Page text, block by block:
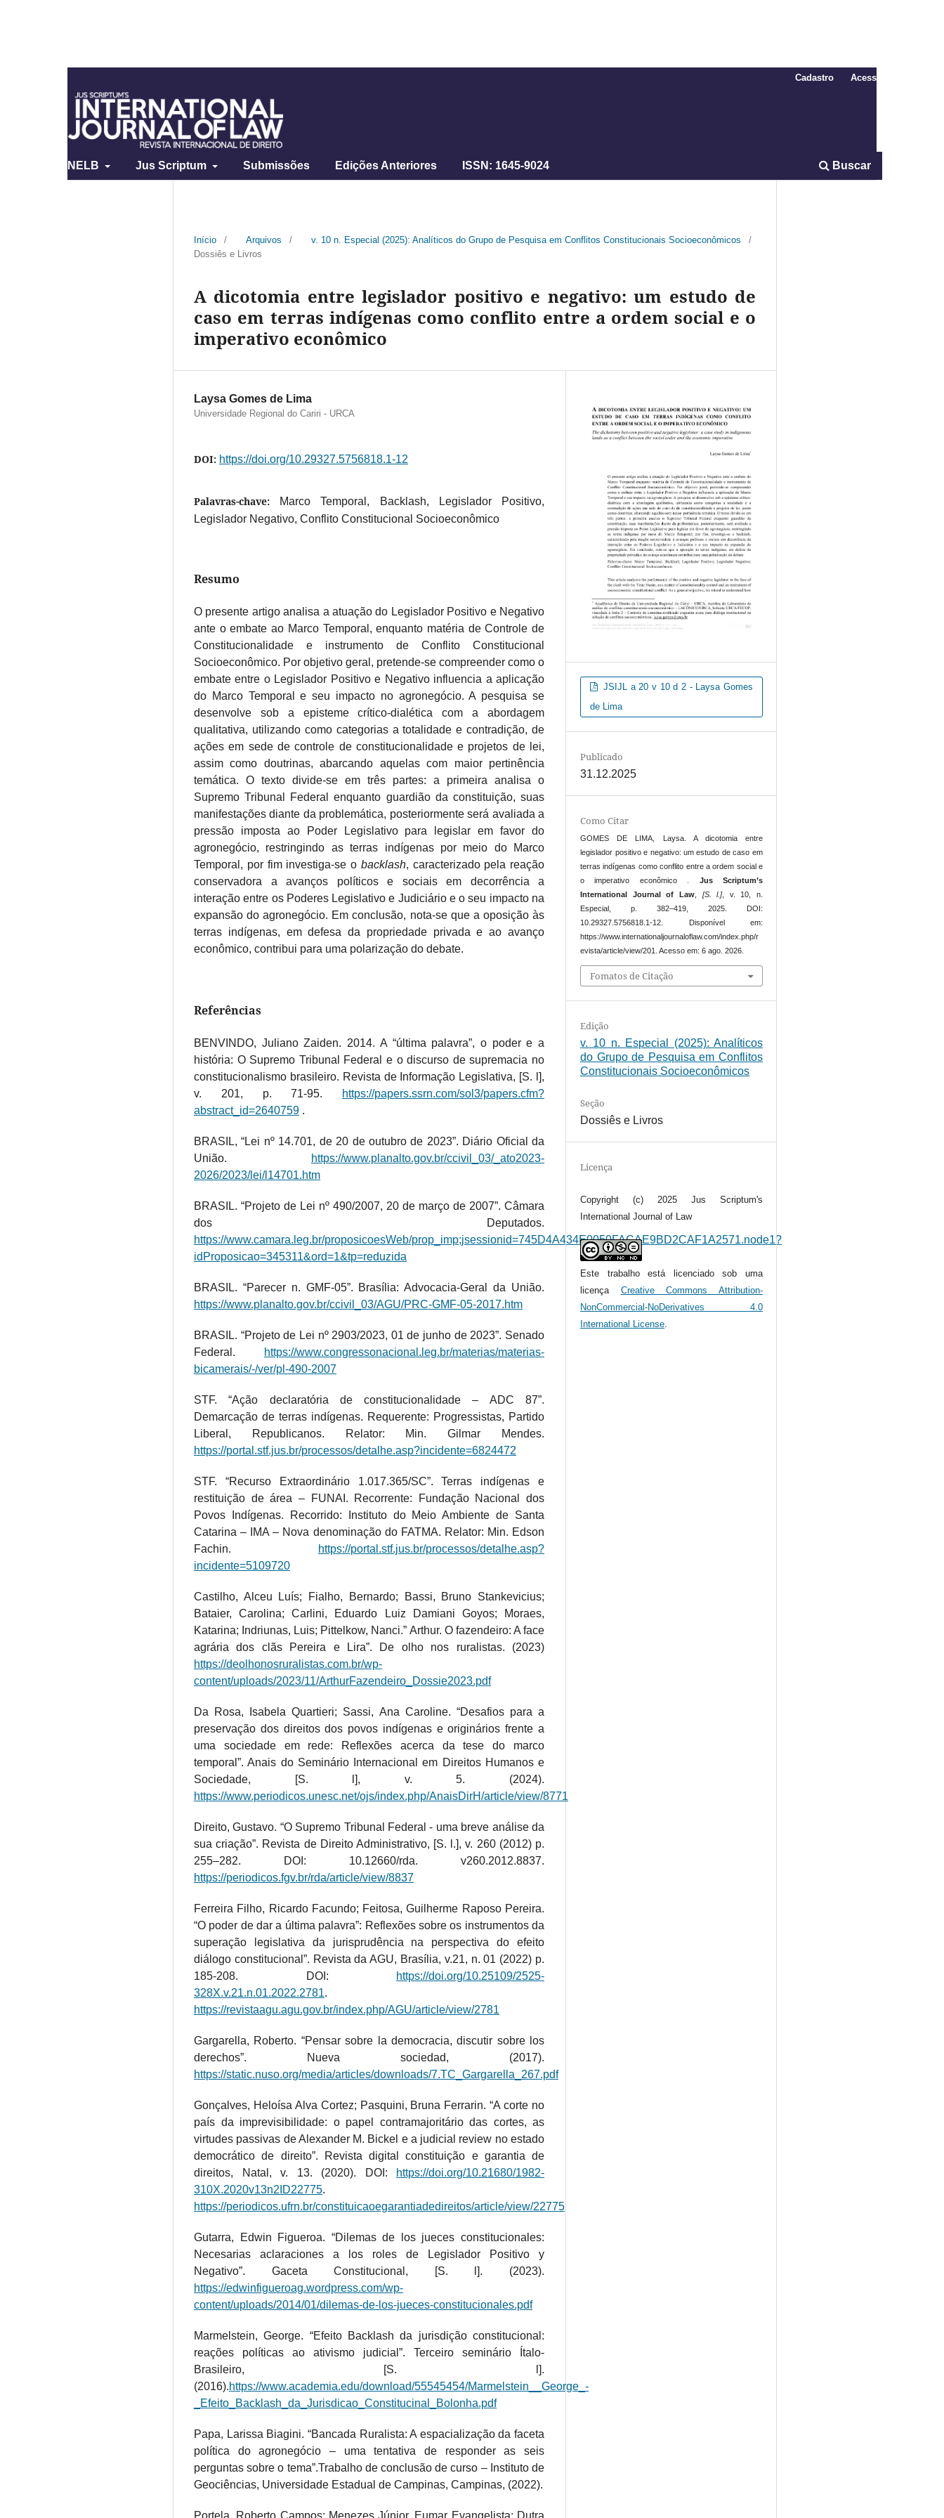
NELB Jus Scriptum Submissões Edições Anteriores ISSN: 1645-9024 Buscar
Cadastro Acesso
Início / Arquivos / v. 10 n. Especial (2025): Analíticos do Grupo de Pesquisa em Conflitos Constitucionais Socioeconômicos
/
Dossiês e Livros
A dicotomia entre legislador positivo e negativo: um estudo de
caso em terras indígenas como conflito entre a ordem social e o
imperativo econômico
Laysa Gomes de Lima
Universidade Regional do Cariri - URCA
DOI: https://doi.org/10.29327.5756818.1-12
Palavras-chave:
Marco Temporal, Backlash, Legislador Positivo,
Legislador Negativo, Conflito Constitucional Socioeconômico
Resumo
O presente artigo analisa a atuação do Legislador Positivo e Negativo
ante o embate ao Marco Temporal, enquanto matéria de Controle de
Constitucionalidade e instrumento de Conflito Constitucional
Socioeconômico. Por objetivo geral, pretende-se compreender como o
embate entre o Legislador Positivo e Negativo influencia a aplicação
do Marco Temporal e seu impacto no agronegócio. A pesquisa se
desenvolve sob a episteme crítico-dialética com a abordagem
qualitativa, utilizando como categorias a totalidade e contradição, de
ações em sede de controle de constitucionalidade e projetos de lei,
assim como doutrinas, abarcando aquelas com maior pertinência
temática. O texto divide-se em três partes: a primeira analisa o
Supremo Tribunal Federal enquanto guardião da constituição, suas
manifestações diante da problemática, posteriormente será avaliada a
pressão imposta ao Poder Legislativo para legislar em favor do
agronegócio, restringindo as terras indígenas por meio do Marco
Temporal, por fim investiga-se o backlash, caracterizado pela reação
conservadora a avanços políticos e sociais em decorrência a
interação entre os Poderes Legislativo e Judiciário e o seu impacto na
expansão do agronegócio. Em conclusão, nota-se que a oposição às
terras indígenas, em defesa da propriedade privada e ao avanço
econômico, contribui para uma polarização do debate.
Referências
BENVINDO, Juliano Zaiden. 2014. A “última palavra”, o poder e a
história: O Supremo Tribunal Federal e o discurso de supremacia no
constitucionalismo brasileiro. Revista de Informação Legislativa, [S. l],
v. 201, p. 71-95.
https://papers.ssrn.com/sol3/papers.cfm?
abstract_id=2640759 .
BRASIL, “Lei nº 14.701, de 20 de outubro de 2023”. Diário Oficial da
União.
https://www.planalto.gov.br/ccivil_03/_ato2023-
2026/2023/lei/l14701.htm
BRASIL. “Projeto de Lei nº 490/2007, 20 de março de 2007”. Câmara
dos Deputados.
https://www.camara.leg.br/proposicoesWeb/prop_imp;jsessionid=745D4A434E0050FACAE9BD2CAF1A2571.node1?
idProposicao=345311&ord=1&tp=reduzida
BRASIL. “Parecer n. GMF-05”. Brasília: Advocacia-Geral da União.
https://www.planalto.gov.br/ccivil_03/AGU/PRC-GMF-05-2017.htm
BRASIL. “Projeto de Lei nº 2903/2023, 01 de junho de 2023”. Senado
Federal.
https://www.congressonacional.leg.br/materias/materias-
bicamerais/-/ver/pl-490-2007
STF. “Ação declaratória de constitucionalidade – ADC 87”.
Demarcação de terras indígenas. Requerente: Progressistas, Partido
Liberal, Republicanos. Relator: Min. Gilmar Mendes.
https://portal.stf.jus.br/processos/detalhe.asp?incidente=6824472
STF. “Recurso Extraordinário 1.017.365/SC”. Terras indígenas e
restituição de área – FUNAI. Recorrente: Fundação Nacional dos
Povos Indígenas. Recorrido: Instituto do Meio Ambiente de Santa
Catarina – IMA – Nova denominação do FATMA. Relator: Min. Edson
Fachin.
https://portal.stf.jus.br/processos/detalhe.asp?
incidente=5109720
Castilho, Alceu Luís; Fialho, Bernardo; Bassi, Bruno Stankevicius;
Bataier, Carolina; Carlini, Eduardo Luiz Damiani Goyos; Moraes,
Katarina; Indriunas, Luis; Pittelkow, Nanci.” Arthur. O fazendeiro: A face
agrária dos clãs Pereira e Lira”. De olho nos ruralistas. (2023)
https://deolhonosruralistas.com.br/wp-
content/uploads/2023/11/ArthurFazendeiro_Dossie2023.pdf
Da Rosa, Isabela Quartieri; Sassi, Ana Caroline. “Desafios para a
preservação dos direitos dos povos indígenas e originários frente a
uma sociedade em rede: Reflexões acerca da tese do marco
temporal”. Anais do Seminário Internacional em Direitos Humanos e
Sociedade, [S. l], v. 5. (2024).
https://www.periodicos.unesc.net/ojs/index.php/AnaisDirH/article/view/8771
Direito, Gustavo. “O Supremo Tribunal Federal - uma breve análise da
sua criação”. Revista de Direito Administrativo, [S. l.], v. 260 (2012) p.
255–282. DOI: 10.12660/rda. v260.2012.8837.
https://periodicos.fgv.br/rda/article/view/8837
Ferreira Filho, Ricardo Facundo; Feitosa, Guilherme Raposo Pereira.
“O poder de dar a última palavra”: Reflexões sobre os instrumentos da
superação legislativa da jurisprudência na perspectiva do efeito
diálogo constitucional”. Revista da AGU, Brasília, v.21, n. 01 (2022) p.
185-208. DOI:
https://doi.org/10.25109/2525-
328X.v.21.n.01.2022.2781.
https://revistaagu.agu.gov.br/index.php/AGU/article/view/2781
Gargarella, Roberto. “Pensar sobre la democracia, discutir sobre los
derechos”. Nueva sociedad, (2017).
https://static.nuso.org/media/articles/downloads/7.TC_Gargarella_267.pdf
Gonçalves, Heloísa Alva Cortez; Pasquini, Bruna Ferrarin. “A corte no
país da imprevisibilidade: o papel contramajoritário das cortes, as
virtudes passivas de Alexander M. Bickel e a judicial review no estado
democrático de direito”. Revista digital constituição e garantia de
direitos, Natal, v. 13. (2020). DOI:
https://doi.org/10.21680/1982-
310X.2020v13n2ID22775.
https://periodicos.ufrn.br/constituicaoegarantiadedireitos/article/view/22775
Gutarra, Edwin Figueroa. “Dilemas de los jueces constitucionales:
Necesarias aclaraciones a los roles de Legislador Positivo y
Negativo”. Gaceta Constitucional, [S. l]. (2023).
https://edwinfigueroag.wordpress.com/wp-
content/uploads/2014/01/dilemas-de-los-jueces-constitucionales.pdf
Marmelstein, George. “Efeito Backlash da jurisdição constitucional:
reações políticas ao ativismo judicial”. Terceiro seminário Ítalo-
Brasileiro, [S. l].
(2016).https://www.academia.edu/download/55545454/Marmelstein__George_-
_Efeito_Backlash_da_Jurisdicao_Constitucinal_Bolonha.pdf
Papa, Larissa Biagini. “Bancada Ruralista: A espacialização da faceta
política do agronegócio – uma tentativa de responder as seis
perguntas sobre o tema”.Trabalho de conclusão de curso – Instituto de
Geociências, Universidade Estadual de Campinas, Campinas, (2022).
JSIJL a 20 v 10 d 2 - Laysa Gomes
de Lima
Publicado
31.12.2025
Como Citar
GOMES DE LIMA, Laysa. A dicotomia entre
legislador positivo e negativo: um estudo de caso em
terras indígenas como conflito entre a ordem social e
o imperativo econômico . Jus Scriptum’s
International Journal of Law, [S. l.], v. 10, n.
Especial, p. 382–419, 2025. DOI:
10.29327.5756818.1-12. Disponível em:
https://www.internationaljournaloflaw.com/index.php/r
evista/article/view/201. Acesso em: 6 ago. 2026.
Fomatos de Citação
Edição
v. 10 n. Especial (2025): Analíticos
do Grupo de Pesquisa em Conflitos
Constitucionais Socioeconômicos
Seção
Dossiês e Livros
Licença
Copyright (c) 2025 Jus Scriptum's
International Journal of Law
Este trabalho está licenciado sob uma
licença Creative Commons Attribution-
NonCommercial-NoDerivatives 4.0
International License